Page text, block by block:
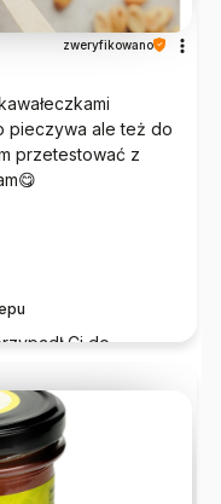
Ci do
pracy!
zweryfikowano
pieczywa ale też do
przetestować z